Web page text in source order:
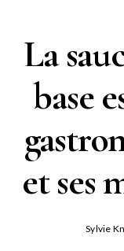
La
base
et ses
Sylvie